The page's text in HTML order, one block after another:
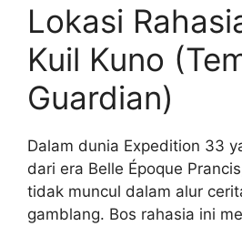
Lokasi
Kuil Kuno
Guardian)
Dalam dunia Expedition 33
dari era Belle Époque
tidak muncul dalam alur
gamblang. Bos rahasia ini